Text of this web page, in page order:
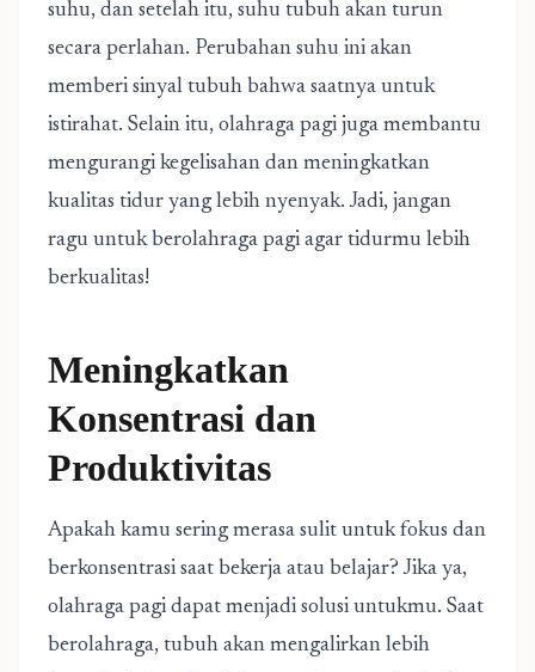
suhu, dan setelah itu, suhu tubuh akan turun
secara perlahan. Perubahan suhu ini akan
memberi sinyal tubuh bahwa saatnya untuk
istirahat. Selain itu, olahraga pagi juga membantu
mengurangi kegelisahan dan meningkatkan
kualitas tidur yang lebih nyenyak. Jadi, jangan
ragu untuk berolahraga pagi agar tidurmu lebih
berkualitas!
Meningkatkan
Konsentrasi dan
Produktivitas
Apakah kamu sering merasa sulit untuk fokus dan
berkonsentrasi saat bekerja atau belajar? Jika ya,
olahraga pagi dapat menjadi solusi untukmu. Saat
berolahraga, tubuh akan mengalirkan lebih